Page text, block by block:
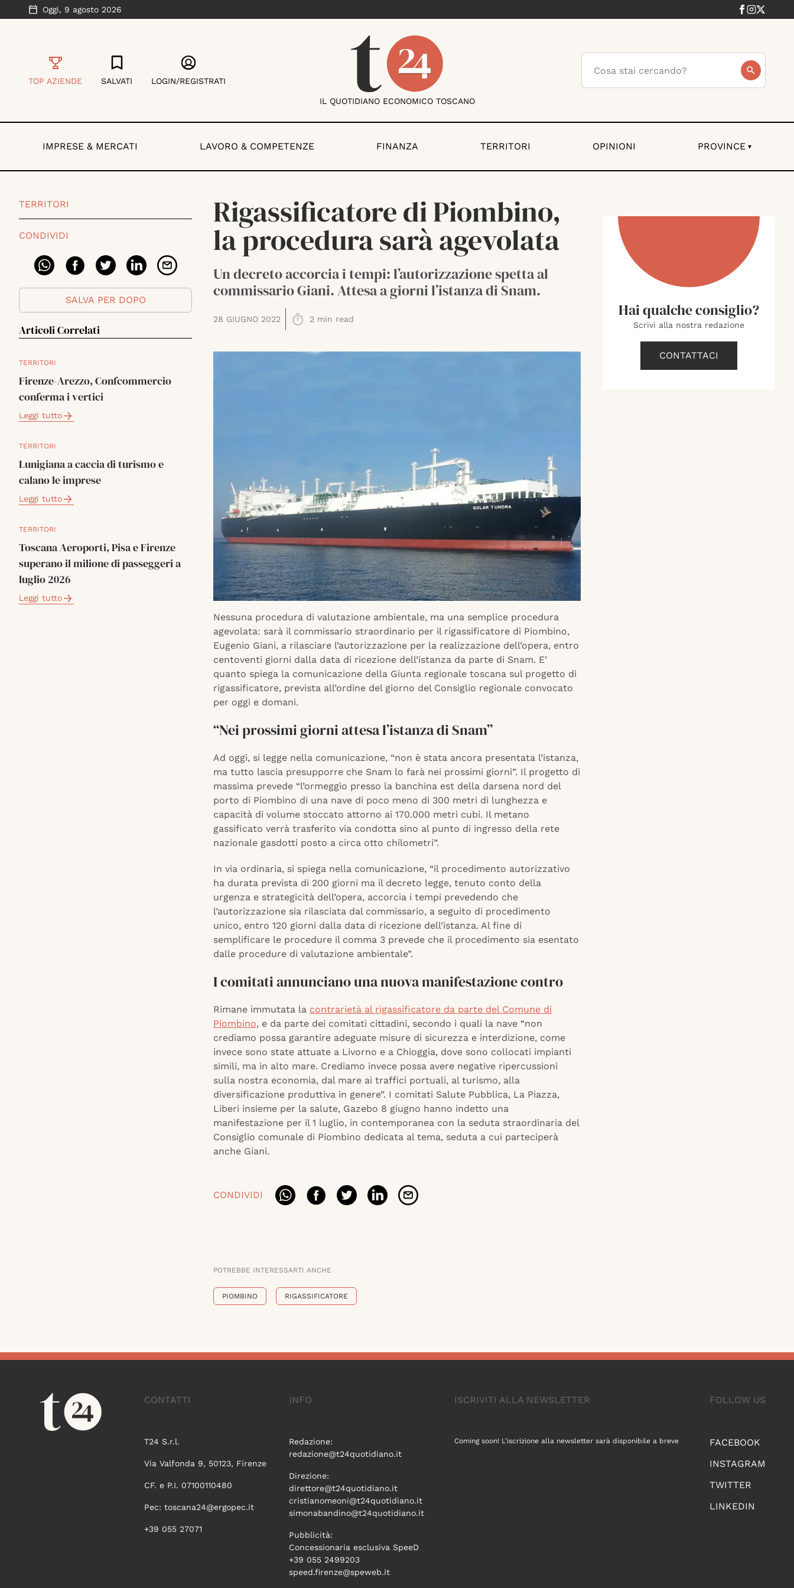
Oggi, 9 agosto 2026
TOP AZIENDE SALVATI LOGIN/REGISTRATI
IL QUOTIDIANO ECONOMICO TOSCANO
IMPRESE & MERCATI LAVORO & COMPETENZE FINANZA TERRITORI OPINIONI PROVINCE ▾
TERRITORI
CONDIVIDI
SALVA PER DOPO
Articoli Correlati
TERRITORI
Firenze-Arezzo, Confcommercio
conferma i vertici
Leggi tutto
TERRITORI
Lunigiana a caccia di turismo e
calano le imprese
Leggi tutto
TERRITORI
Toscana Aeroporti, Pisa e Firenze
superano il milione di passeggeri a
luglio 2026
Leggi tutto
Rigassificatore di Piombino,
la procedura sarà agevolata
Un decreto accorcia i tempi: l’autorizzazione spetta al
commissario Giani. Attesa a giorni l’istanza di Snam.
28 GIUGNO 2022 2 min read
Nessuna procedura di valutazione ambientale, ma una semplice procedura
agevolata: sarà il commissario straordinario per il rigassificatore di Piombino,
Eugenio Giani, a rilasciare l’autorizzazione per la realizzazione dell’opera, entro
centoventi giorni dalla data di ricezione dell’istanza da parte di Snam. E’
quanto spiega la comunicazione della Giunta regionale toscana sul progetto di
rigassificatore, prevista all’ordine del giorno del Consiglio regionale convocato
per oggi e domani.
“Nei prossimi giorni attesa l’istanza di Snam”
Ad oggi, si legge nella comunicazione, “non è stata ancora presentata l’istanza,
ma tutto lascia presupporre che Snam lo farà nei prossimi giorni”. Il progetto di
massima prevede “l’ormeggio presso la banchina est della darsena nord del
porto di Piombino di una nave di poco meno di 300 metri di lunghezza e
capacità di volume stoccato attorno ai 170.000 metri cubi. Il metano
gassificato verrà trasferito via condotta sino al punto di ingresso della rete
nazionale gasdotti posto a circa otto chilometri”.
In via ordinaria, si spiega nella comunicazione, “il procedimento autorizzativo
ha durata prevista di 200 giorni ma il decreto legge, tenuto conto della
urgenza e strategicità dell’opera, accorcia i tempi prevedendo che
l’autorizzazione sia rilasciata dal commissario, a seguito di procedimento
unico, entro 120 giorni dalla data di ricezione dell’istanza. Al fine di
semplificare le procedure il comma 3 prevede che il procedimento sia esentato
dalle procedure di valutazione ambientale”.
I comitati annunciano una nuova manifestazione contro
Rimane immutata la contrarietà al rigassificatore da parte del Comune di
Piombino, e da parte dei comitati cittadini, secondo i quali la nave “non
crediamo possa garantire adeguate misure di sicurezza e interdizione, come
invece sono state attuate a Livorno e a Chioggia, dove sono collocati impianti
simili, ma in alto mare. Crediamo invece possa avere negative ripercussioni
sulla nostra economia, dal mare ai traffici portuali, al turismo, alla
diversificazione produttiva in genere”. I comitati Salute Pubblica, La Piazza,
Liberi insieme per la salute, Gazebo 8 giugno hanno indetto una
manifestazione per il 1 luglio, in contemporanea con la seduta straordinaria del
Consiglio comunale di Piombino dedicata al tema, seduta a cui parteciperà
anche Giani.
CONDIVIDI
POTREBBE INTERESSARTI ANCHE
PIOMBINO RIGASSIFICATORE
Hai qualche consiglio?
Scrivi alla nostra redazione
CONTATTACI
CONTATTI
T24 S.r.l.
Via Valfonda 9, 50123, Firenze
CF. e P.I. 07100110480
Pec: toscana24@ergopec.it
+39 055 27071
INFO
Redazione:
redazione@t24quotidiano.it
Direzione:
direttore@t24quotidiano.it
cristianomeoni@t24quotidiano.it
simonabandino@t24quotidiano.it
Pubblicità:
Concessionaria esclusiva SpeeD
+39 055 2499203
speed.firenze@speweb.it
FOLLOW US
FACEBOOK
INSTAGRAM
TWITTER
LINKEDIN
ISCRIVITI ALLA NEWSLETTER
Coming soon! L'iscrizione alla newsletter sarà disponibile a breve